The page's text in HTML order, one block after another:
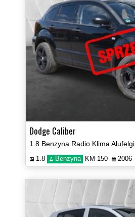
Dodge Caliber
1.8 Benzyna KM 150 2006